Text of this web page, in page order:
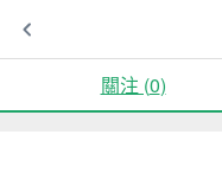
關注 (0)